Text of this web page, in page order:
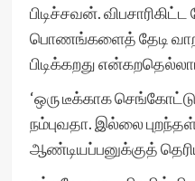
பிடிச்சவன்.
பொணங்களைத் தேடி
பிடிக்கறது
‘ஒரு டீக்காக
நம்புவதா. இல்லை
ஆண்டியப்பனுக்குத்